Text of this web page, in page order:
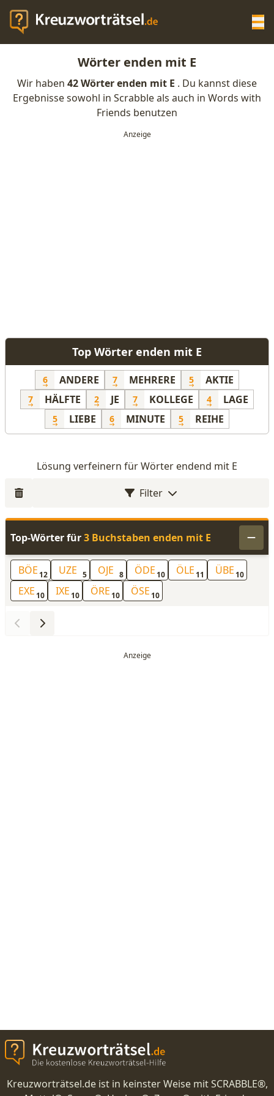
KREUZWORTRÄTSEL-HILFE
SCRABBLE HILFE
Wörter enden mit E
Wir haben 42 Wörter enden mit E . Du kannst diese
Ergebnisse sowohl in Scrabble als auch in Words with
Friends benutzen
Top Wörter enden mit E
6 ANDERE 7 MEHRERE 5 AKTIE
7 HÄLFTE 2 JE 7 KOLLEGE 4 LAGE
5 LIEBE 6 MINUTE 5 REIHE
Lösung verfeinern für Wörter endend mit E
Filter
Top-Wörter für3 Buchstaben enden mit E
BÖE 12 UZE 5 OJE 8 ÖDE 10 ÖLE 11 ÜBE 10
EXE 10 IXE 10 ÖRE 10 ÖSE 10
Kreuzworträtsel.de ist in keinster Weise mit SCRABBLE®,